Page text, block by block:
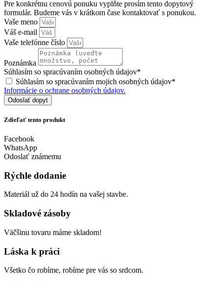
Pre konkrétnu cenovú ponuku vyplňte prosím tento dopytový
formulár. Budeme vás v krátkom čase kontaktovať s ponukou.
Vaše meno
Váš e-mail
Vaše telefónne číslo
Poznámka
Súhlasím so spracúvaním osobných údajov*
Súhlasím so spracúvaním mojich osobných údajov*
Informácie o ochrane osobných údajov.
Odoslať dopyt
Zdieľať tento produkt
Facebook
WhatsApp
Odoslať známemu
Rýchle dodanie
Materiál už do 24 hodín na vašej stavbe.
Skladové zásoby
Väčšinu tovaru máme skladom!
Láska k práci
Všetko čo robíme, robíme pre vás so srdcom.